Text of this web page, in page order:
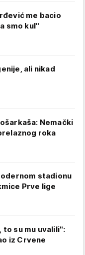
me bacio
smo kul"
ali nikad
Nemački
roka
stadionu
Prve lige
to su mu uvalili":
iz Crvene